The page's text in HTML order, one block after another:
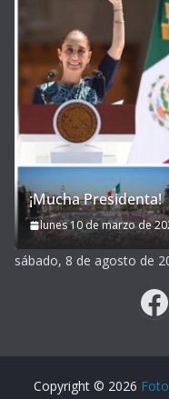
¡Mucha Presidenta!
lunes 10 de marzo de
sábado, 8 de agosto de
Copyright © 2026